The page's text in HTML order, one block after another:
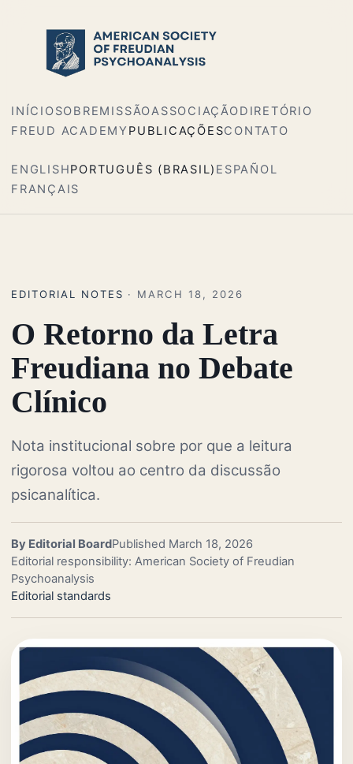
INÍCIOSOBREMISSÃOASSOCIAÇÃODIRETÓRIO
FREUD ACADEMY PUBLICAÇÕESCONTATO
ENGLISHPORTUGUÊS (BRASIL) ESPAÑOL
FRANÇAIS
EDITORIAL NOTES · MARCH 18, 2026
O Retorno da Letra
Freudiana no Debate
Clínico
Nota institucional sobre por que a leitura
rigorosa voltou ao centro da discussão
psicanalítica.
By Editorial BoardPublished March 18, 2026
Editorial responsibility: American Society of Freudian
Psychoanalysis
Editorial standards